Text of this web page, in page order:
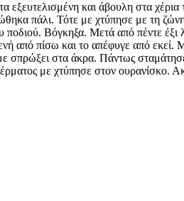
και άβουλη στα χέρια
πάλι. Τότε με χτύπησε με τη
ποδιού. Βόγκηξα. Μετά από πέντε έξι
από πίσω και το απέφυγε από εκεί.
σπρώξει στα άκρα. Πάντως
με χτύπησε στον ουρανίσκο.